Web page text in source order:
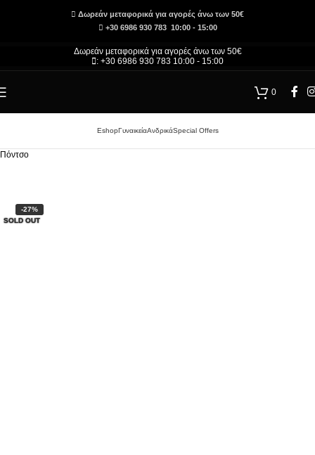
Δωρεάν μεταφορικά για αγορές άνω των 50€
+30 6986 930 783 10:00 - 15:00
Δωρεάν μεταφορικά για αγορές άνω των 50€
: +30 6986 930 783 10:00 - 15:00
0
EshopΓυναικείαΑνδρικάSpecial Offers
Πόντσο
-27%
SOLD OUT